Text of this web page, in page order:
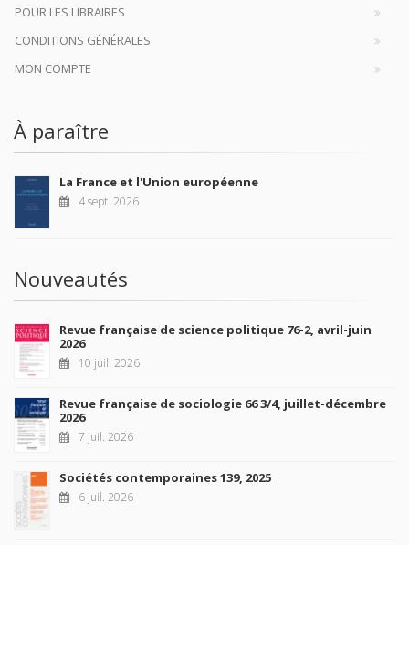
POUR LES LIBRAIRES
CONDITIONS GÉNÉRALES
MON COMPTE
À paraître
La France et l'Union européenne
4 sept. 2026
Nouveautés
Revue française de science politique 76-2, avril-juin
2026
10 juil. 2026
Revue française de sociologie 66 3/4, juillet-décembre
2026
7 juil. 2026
Sociétés contemporaines 139, 2025
6 juil. 2026